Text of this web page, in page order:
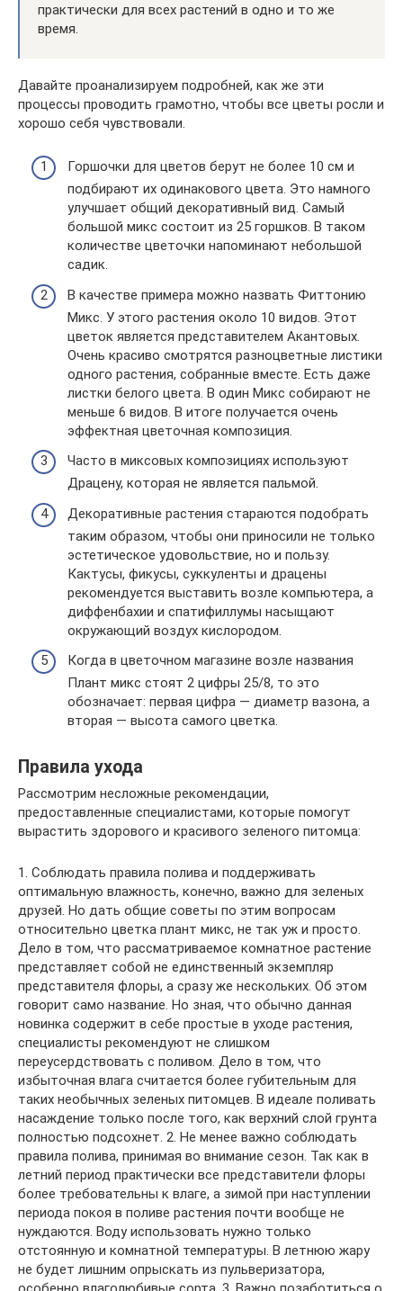
практически для всех растений в одно и то же
время.
Давайте проанализируем подробней, как же эти
процессы проводить грамотно, чтобы все цветы росли и
хорошо себя чувствовали.
Горшочки для цветов берут не более 10 см и
подбирают их одинакового цвета. Это намного
улучшает общий декоративный вид. Самый
большой микс состоит из 25 горшков. В таком
количестве цветочки напоминают небольшой
садик.
В качестве примера можно назвать Фиттонию
Микс. У этого растения около 10 видов. Этот
цветок является представителем Акантовых.
Очень красиво смотрятся разноцветные листики
одного растения, собранные вместе. Есть даже
листки белого цвета. В один Микс собирают не
меньше 6 видов. В итоге получается очень
эффектная цветочная композиция.
Часто в миксовых композициях используют
Драцену, которая не является пальмой.
Декоративные растения стараются подобрать
таким образом, чтобы они приносили не только
эстетическое удовольствие, но и пользу.
Кактусы, фикусы, суккуленты и драцены
рекомендуется выставить возле компьютера, а
диффенбахии и спатифиллумы насыщают
окружающий воздух кислородом.
Когда в цветочном магазине возле названия
Плант микс стоят 2 цифры 25/8, то это
обозначает: первая цифра — диаметр вазона, а
вторая — высота самого цветка.
Правила ухода
Рассмотрим несложные рекомендации,
предоставленные специалистами, которые помогут
вырастить здорового и красивого зеленого питомца:
1. Соблюдать правила полива и поддерживать
оптимальную влажность, конечно, важно для зеленых
друзей. Но дать общие советы по этим вопросам
относительно цветка плант микс, не так уж и просто.
Дело в том, что рассматриваемое комнатное растение
представляет собой не единственный экземпляр
представителя флоры, а сразу же нескольких. Об этом
говорит само название. Но зная, что обычно данная
новинка содержит в себе простые в уходе растения,
специалисты рекомендуют не слишком
переусердствовать с поливом. Дело в том, что
избыточная влага считается более губительным для
таких необычных зеленых питомцев. В идеале поливать
насаждение только после того, как верхний слой грунта
полностью подсохнет. 2. Не менее важно соблюдать
правила полива, принимая во внимание сезон. Так как в
летний период практически все представители флоры
более требовательны к влаге, а зимой при наступлении
периода покоя в поливе растения почти вообще не
нуждаются. Воду использовать нужно только
отстоянную и комнатной температуры. В летнюю жару
не будет лишним опрыскать из пульверизатора,